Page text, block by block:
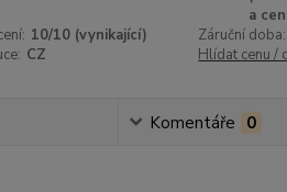
a
10/10 (vynikající) Záruční doba:
CZ Hlídat cenu /
Komentáře 0